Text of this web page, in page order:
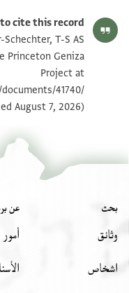
1r
بيان أذونات الصورة
cite this record:
T-S AS
Princeton Geniza
Project at
41740/
August 7, 2026).
بحث
وثائق
اشخاص
عن
أمور